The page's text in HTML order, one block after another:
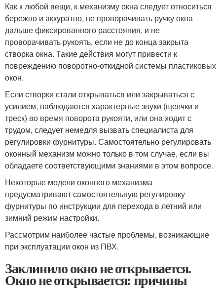
Как к любой вещи, к механизму окна следует относиться
бережно и аккуратно, не проворачивать ручку окна
дальше фиксированного расстояния, и не
проворачивать рукоять, если не до конца закрыта
створка окна. Такие действия могут привести к
повреждению поворотно-откидной системы пластиковых
окон.
Если створки стали открываться или закрываться с
усилием, наблюдаются характерные звуки (щелчки и
треск) во время поворота рукояти, или она ходит с
трудом, следует немедля вызвать специалиста для
регулировки фурнитуры. Самостоятельно регулировать
оконный механизм можно только в том случае, если вы
обладаете соответствующими знаниями в этом вопросе.
Некоторые модели оконного механизма
предусматривают самостоятельную регулировку
фурнитуры по инструкции для перехода в летний или
зимний режим настройки.
Рассмотрим наиболее частые проблемы, возникающие
при эксплуатации окон из ПВХ.
Заклинило окно не открывается.
Окно не открывается: причины